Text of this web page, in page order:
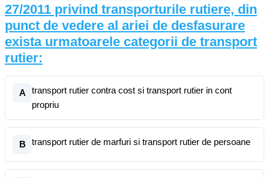
27/2011 privind transporturile rutiere, din
punct de vedere al ariei de desfasurare
exista urmatoarele categorii de transport
rutier:
A
transport rutier contra cost si transport rutier in cont
propriu
B transport rutier de marfuri si transport rutier de persoane